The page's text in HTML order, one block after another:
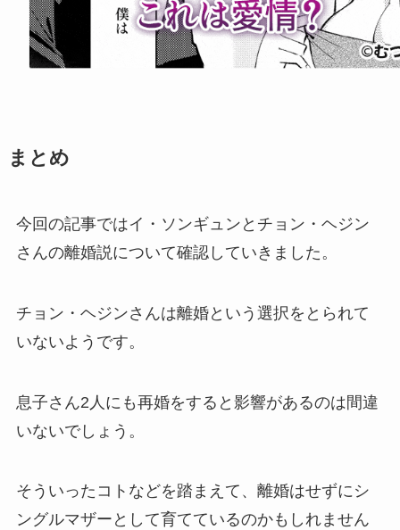
まとめ
今回の記事ではイ・ソンギュンとチョン・ヘジン
さんの離婚説について確認していきました。
チョン・ヘジンさんは離婚という選択をとられて
いないようです。
息子さん2人にも再婚をすると影響があるのは間違
いないでしょう。
そういったコトなどを踏まえて、離婚はせずにシ
ングルマザーとして育てているのかもしれません